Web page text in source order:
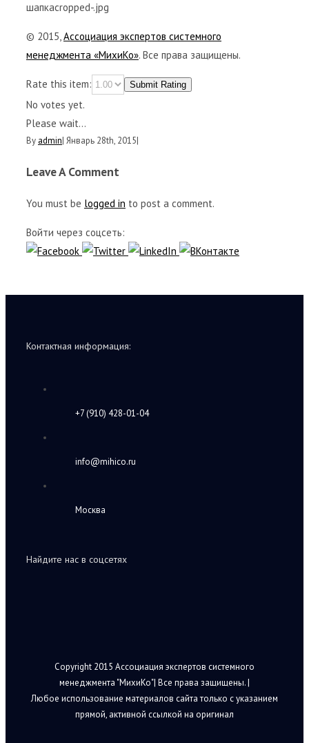
шапкаcropped-.jpg
© 2015,Ассоциация экспертов системного
менеджмента «МихиКо». Все права защищены.
Rate this item: Submit Rating
No votes yet.
Please wait...
By admin| Январь 28th, 2015|
Leave A Comment
You must be logged in to post a comment.
Войти через соцсеть:
Контактная информация:
+7 (910) 428-01-04
info@mihico.ru
Москва
Найдите нас в соцсетях
Copyright 2015 Ассоциация экспертов системного
менеджмента "МихиКо"| Все права защищены. |
Любое использование материалов сайта только с указанием
прямой, активной ссылкой на оригинал